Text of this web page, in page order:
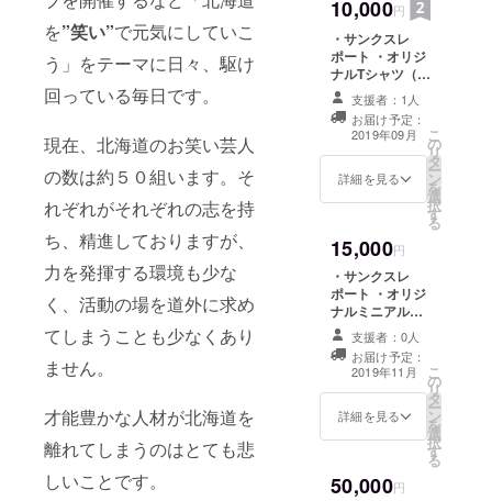
を”笑い”で元気にしていこ
う」をテーマに日々、駆け
回っている毎日です。
現在、北海道のお笑い芸人
の数は約５０組います。そ
れぞれがそれぞれの志を持
ち、精進しておりますが、
力を発揮する環境も少な
く、活動の場を道外に求め
てしまうことも少なくあり
ません。
才能豊かな人材が北海道を
離れてしまうのはとても悲
しいことです。
10,000円
・サンクスレ
ポート ・オリジ
ナルTシャツ（S
／M／L／XL) ※
ご希望の品のサ
イズを備考欄に
記載していただ
きますようお願
いいたします。
支援者：1人
お届け予定：
2019年09月
詳細を見る
こ
の
リ
タ
ー
ン
を
選
択
す
る
15,000円
・サンクスレ
ポート ・オリジ
ナルミニアルバ
ム (当日のお笑い
ライブの様子な
どを写真に撮り
アルバムにしま
す) ・オリジナル
缶バッチ
支援者：0人
お届け予定：
2019年11月
詳細を見る
こ
の
リ
タ
ー
ン
を
選
択
す
る
50,000円